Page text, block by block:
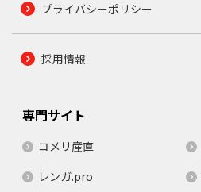
プライバシーポリシー
採用情報
専門サイト
コメリ産直
レンガ.pro